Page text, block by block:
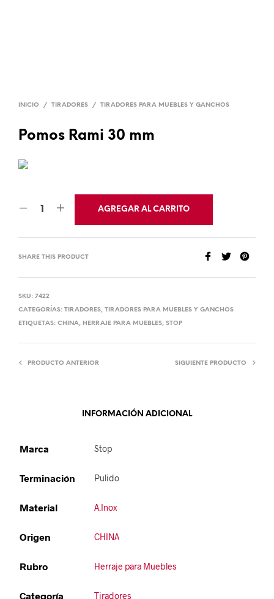
INICIO / TIRADORES / TIRADORES PARA MUEBLES Y GANCHOS
Pomos Rami 30 mm
AGREGAR AL CARRITO
SHARE THIS PRODUCT
SKU: 7422
CATEGORÍAS: TIRADORES, TIRADORES PARA MUEBLES Y GANCHOS
ETIQUETAS: CHINA, HERRAJE PARA MUEBLES, STOP
PRODUCTO ANTERIOR SIGUIENTE PRODUCTO
INFORMACIÓN ADICIONAL
Marca Stop
Terminación Pulido
Material A.Inox
Origen CHINA
Rubro Herraje para Muebles
Categoría Tiradores